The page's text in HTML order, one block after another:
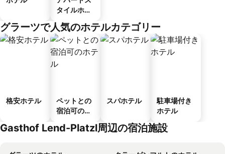
タイルホテ
グラーツで人気のホテルカテゴリー
格安ホテル
ペットとの
宿泊可のホ
スパホテル
駐車場付き
ホテル
Gasthof Lend-Platzl周辺の宿泊施設